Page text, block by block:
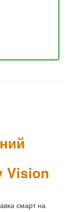
Vision
смарт на